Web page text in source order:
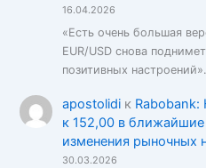
16.04.2026
«Есть очень большая
EUR/USD снова
позитивных
apostolidiк Rabobank:
к 152,00 в
изменения рыночных
30.03.2026